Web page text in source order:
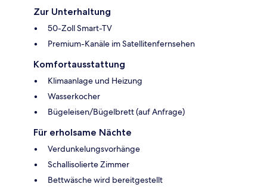
Zur Unterhaltung
50-Zoll Smart-TV
Premium-Kanäle im Satellitenfernsehen
Komfortausstattung
Klimaanlage und Heizung
Wasserkocher
Bügeleisen/Bügelbrett (auf Anfrage)
Für erholsame Nächte
Verdunkelungsvorhänge
Schallisolierte Zimmer
Bettwäsche wird bereitgestellt